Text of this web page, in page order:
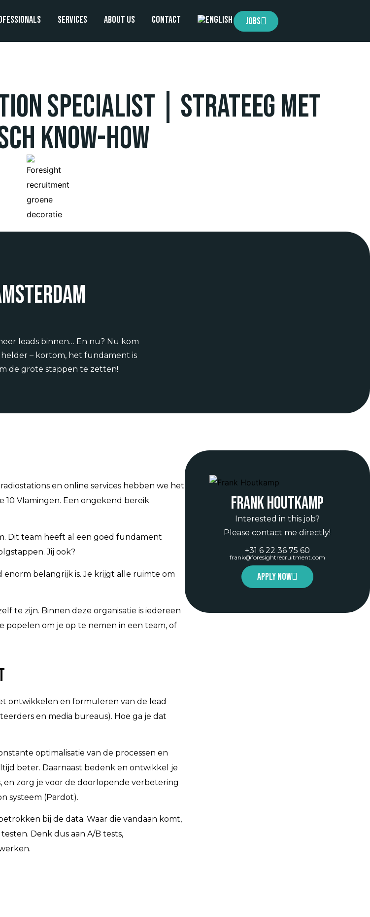
Services About us Contact Jobs
Specialist | Strateeg met
know-how
leads binnen… En nu? Nu kom
helder – kortom, het fundament is
de grote stappen te zetten!
en online services hebben we het
10 Vlamingen. Een ongekend bereik
Dit team heeft al een goed fundament
Jij ook?
belangrijk is. Je krijgt alle ruimte om
te zijn. Binnen deze organisatie is iedereen
popelen om je op te nemen in een team, of
ontwikkelen en formuleren van de lead
en media bureaus). Hoe ga je dat
optimalisatie van de processen en
beter. Daarnaast bedenk en ontwikkel je
zorg je voor de doorlopende verbetering
systeem (Pardot).
bij de data. Waar die vandaan komt,
Denk dus aan A/B tests,
Frank Houtkamp
Interested in this job?
Please contact me directly!
+31 6 22 36 75 60
frank@foresightrecruitment.com
Apply now